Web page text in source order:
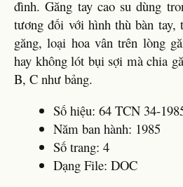
đình. Găng tay cao su dùng
tương đối với hình thù bàn tay,
găng, loại hoa vân trên lòng
hay không lót bụi sợi mà chia
B, C như bảng.
Số hiệu: 64 TCN 34-
Năm ban hành: 1985
Số trang: 4
Dạng File: DOC